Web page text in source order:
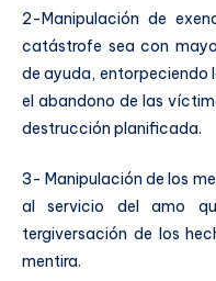
2-Manipulación de
catástrofe sea con
de ayuda, entorpeciendo
el abandono de las
destrucción planificada.
3- Manipulación de los
al servicio del amo
tergiversación de los
mentira.